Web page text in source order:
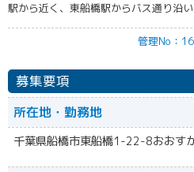
駅から近く、東船橋駅からバス通り沿い
管理No：
募集要項
所在地・勤務地
千葉県船橋市東船橋1-22-8おおす